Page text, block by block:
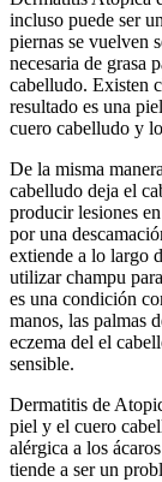
incluso puede ser
piernas se vuelven
necesaria de grasa
cabelludo. Existen
resultado es una
cuero cabelludo y
De la misma
cabelludo deja el
producir lesiones
por una
extiende a lo largo
utilizar champu
es una condición
manos, las palmas
eczema del el
sensible.
Dermatitis de
piel y el cuero
alérgica a los
tiende a ser un